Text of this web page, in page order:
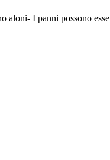
I panni possono